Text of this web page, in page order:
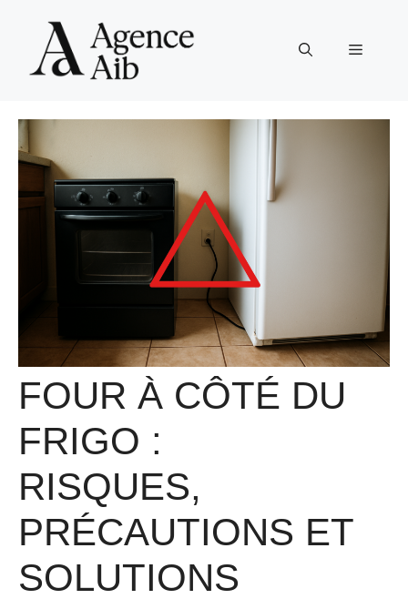
contenu
Menu
FOUR À CÔTÉ DU
FRIGO :
RISQUES,
PRÉCAUTIONS ET
SOLUTIONS